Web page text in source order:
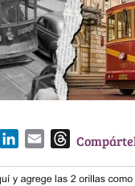
n
a
T
r